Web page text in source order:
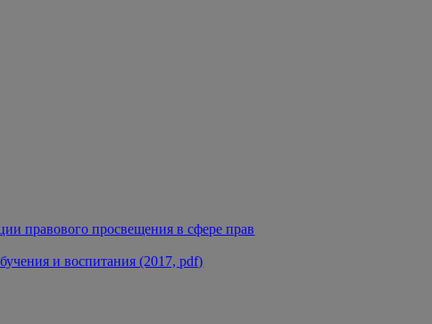
правового просвещения в сфере прав
и воспитания (2017, pdf)